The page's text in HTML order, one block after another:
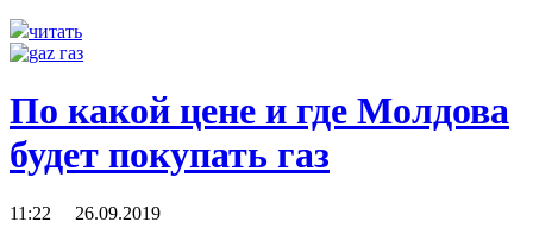
читать
По какой цене и где Молдова
будет покупать газ
11:22 26.09.2019